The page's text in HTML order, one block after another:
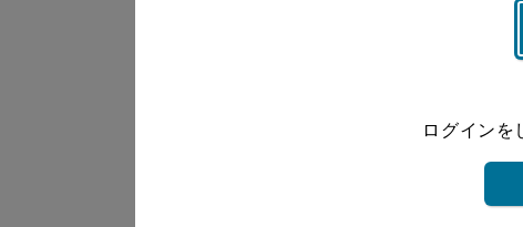
ログインを